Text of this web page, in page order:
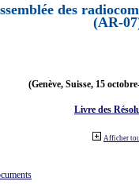
des
(AR-
(Genève, Suisse, 15
Livre des
Afficher